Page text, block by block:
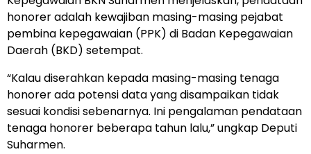
honorer adalah kewajiban masing-masing pejabat
pembina kepegawaian (PPK) di Badan Kepegawaian
Daerah (BKD) setempat.
“Kalau diserahkan kepada masing-masing tenaga
honorer ada potensi data yang disampaikan tidak
sesuai kondisi sebenarnya. Ini pengalaman pendataan
tenaga honorer beberapa tahun lalu,” ungkap Deputi
Suharmen.